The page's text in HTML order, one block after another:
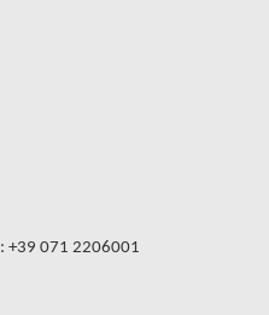
: +39 071 2206001